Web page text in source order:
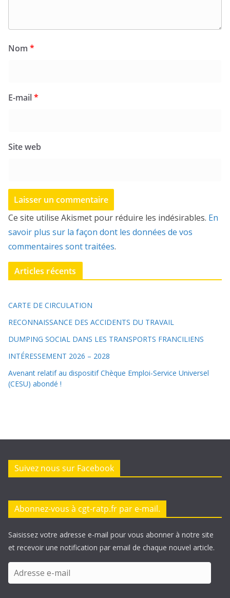
Nom *
E-mail*
Site web
Ce site utilise Akismet pour réduire les indésirables. En
savoir plus sur la façon dont les données de vos
commentaires sont traitées.
Articles récents
CARTE DE CIRCULATION
RECONNAISSANCE DES ACCIDENTS DU TRAVAIL
DUMPING SOCIAL DANS LES TRANSPORTS FRANCILIENS
INTÉRESSEMENT 2026 – 2028
Avenant relatif au dispositif Chèque Emploi-Service Universel
(CESU) abondé !
Suivez nous sur Facebook
Abonnez-vous à cgt-ratp.fr par e-mail.
Saisissez votre adresse e-mail pour vous abonner à notre site
et recevoir une notification par email de chaque nouvel article.
d